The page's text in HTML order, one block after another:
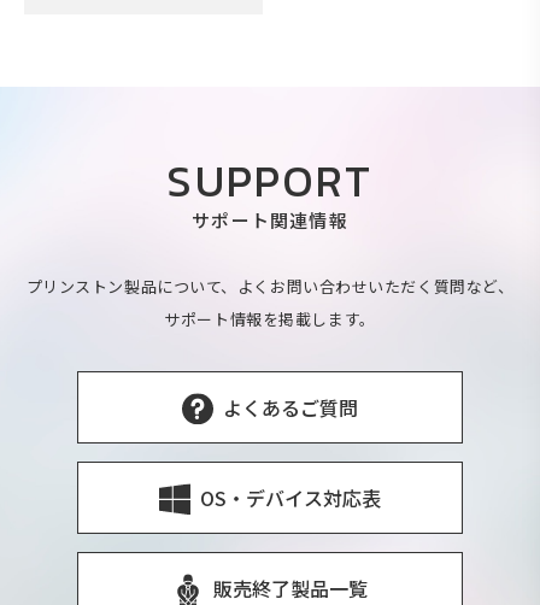
SUPPORT
サポート関連情報
プリンストン製品について、よくお問い合わせいただく質問など、
サポート情報を掲載します。
よくあるご質問
OS・デバイス対応表
販売終了製品一覧